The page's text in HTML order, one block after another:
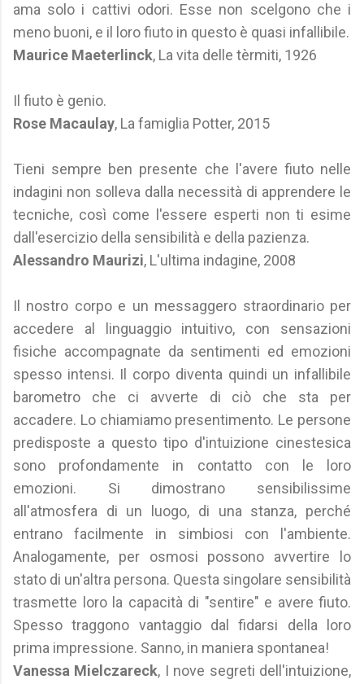
ama solo i cattivi odori. Esse non scelgono che i
meno buoni, e il loro fiuto in questo è quasi infallibile.
Maurice Maeterlinck, La vita delle tèrmiti, 1926
Il fiuto è genio.
Rose Macaulay, La famiglia Potter, 2015
Tieni sempre ben presente che l'avere fiuto nelle
indagini non solleva dalla necessità di apprendere le
tecniche, così come l'essere esperti non ti esime
dall'esercizio della sensibilità e della pazienza.
Alessandro Maurizi, L'ultima indagine, 2008
Il nostro corpo e un messaggero straordinario per
accedere al linguaggio intuitivo, con sensazioni
fisiche accompagnate da sentimenti ed emozioni
spesso intensi. Il corpo diventa quindi un infallibile
barometro che ci avverte di ciò che sta per
accadere. Lo chiamiamo presentimento. Le persone
predisposte a questo tipo d'intuizione cinestesica
sono profondamente in contatto con le loro
emozioni. Si dimostrano sensibilissime
all'atmosfera di un luogo, di una stanza, perché
entrano facilmente in simbiosi con l'ambiente.
Analogamente, per osmosi possono avvertire lo
stato di un'altra persona. Questa singolare sensibilità
trasmette loro la capacità di "sentire" e avere fiuto.
Spesso traggono vantaggio dal fidarsi della loro
prima impressione. Sanno, in maniera spontanea!
Vanessa Mielczareck, I nove segreti dell'intuizione,